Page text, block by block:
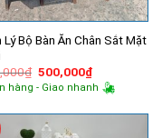
Lý Bộ Bàn Ăn Chân Sắt Mặt
₫ Giá
gốc
là:
500,000₫Giá
hiện
tại
500,000₫.
hàng - Giao nhanh